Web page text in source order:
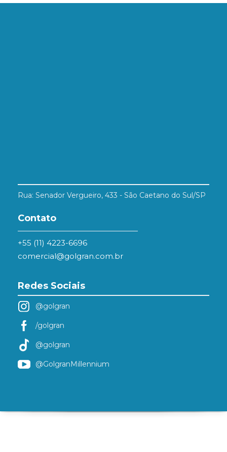
Rua: Senador Vergueiro, 433 - São Caetano do Sul/SP
Contato
+55 (11) 4223-6696
comercial@golgran.com.br
Redes Sociais
@golgran
/golgran
@golgran
@GolgranMillennium